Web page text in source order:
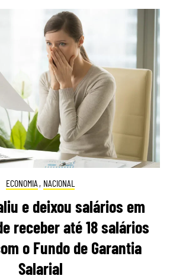
ECONOMIA , NACIONAL
e deixou salários em
receber até 18 salários
o Fundo de Garantia
Salarial